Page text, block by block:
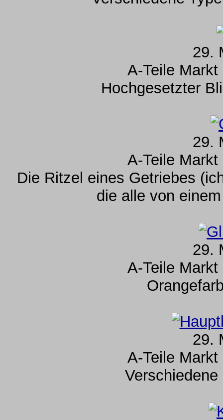
29.
A-Teile
Hochgesetzter
29.
A-Teile
Die Ritzel eines Getriebes
die alle von
29.
A-Teile
29.
A-Teile